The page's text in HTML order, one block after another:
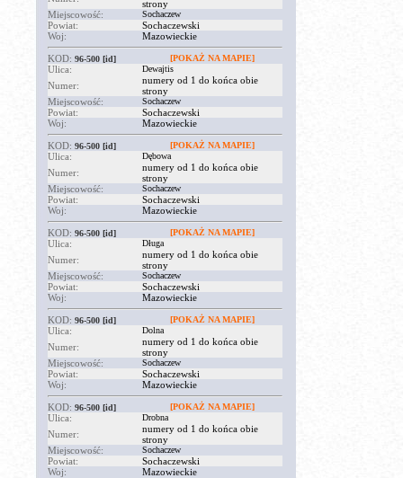
strony
Miejscowość:
Sochaczew
Powiat:
Sochaczewski
Woj:
Mazowieckie
KOD: 96-500 [id] [POKAŻ NA MAPIE]
Ulica: Dewajtis
Numer:
numery od 1 do końca obie
strony
Miejscowość:
Sochaczew
Powiat:
Sochaczewski
Woj:
Mazowieckie
KOD: 96-500 [id] [POKAŻ NA MAPIE]
Ulica: Dębowa
Numer:
numery od 1 do końca obie
strony
Miejscowość:
Sochaczew
Powiat:
Sochaczewski
Woj:
Mazowieckie
KOD: 96-500 [id] [POKAŻ NA MAPIE]
Ulica: Długa
Numer:
numery od 1 do końca obie
strony
Miejscowość:
Sochaczew
Powiat:
Sochaczewski
Woj:
Mazowieckie
KOD: 96-500 [id] [POKAŻ NA MAPIE]
Ulica: Dolna
Numer:
numery od 1 do końca obie
strony
Miejscowość:
Sochaczew
Powiat:
Sochaczewski
Woj:
Mazowieckie
KOD: 96-500 [id] [POKAŻ NA MAPIE]
Ulica: Drobna
Numer:
numery od 1 do końca obie
strony
Miejscowość:
Sochaczew
Powiat:
Sochaczewski
Woj:
Mazowieckie